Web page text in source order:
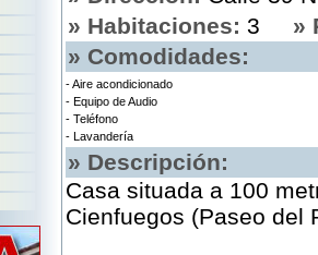
» Habitaciones: 3 »
» Comodidades:
- Aire acondicionado
- Equipo de Audio
- Teléfono
- Lavandería
» Descripción:
Casa situada a 100
Cienfuegos (Paseo del